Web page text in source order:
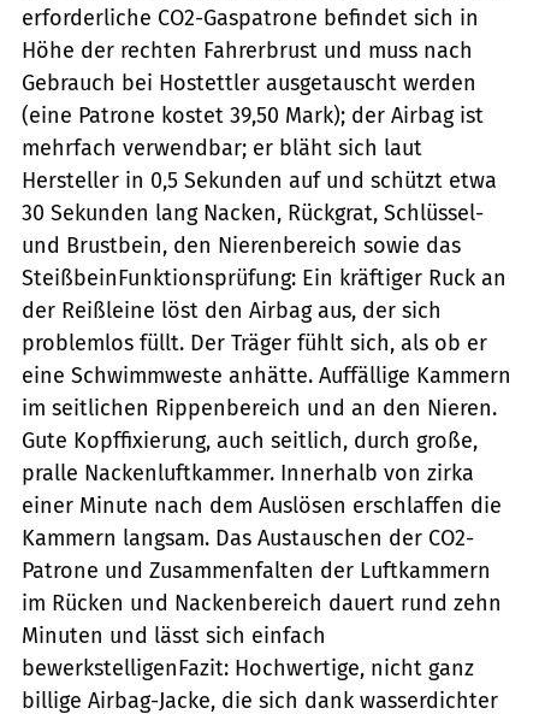
erforderliche CO2-Gaspatrone befindet sich in
Höhe der rechten Fahrerbrust und muss nach
Gebrauch bei Hostettler ausgetauscht werden
(eine Patrone kostet 39,50 Mark); der Airbag ist
mehrfach verwendbar; er bläht sich laut
Hersteller in 0,5 Sekunden auf und schützt etwa
30 Sekunden lang Nacken, Rückgrat, Schlüssel-
und Brustbein, den Nierenbereich sowie das
SteißbeinFunktionsprüfung: Ein kräftiger Ruck an
der Reißleine löst den Airbag aus, der sich
problemlos füllt. Der Träger fühlt sich, als ob er
eine Schwimmweste anhätte. Auffällige Kammern
im seitlichen Rippenbereich und an den Nieren.
Gute Kopffixierung, auch seitlich, durch große,
pralle Nackenluftkammer. Innerhalb von zirka
einer Minute nach dem Auslösen erschlaffen die
Kammern langsam. Das Austauschen der CO2-
Patrone und Zusammenfalten der Luftkammern
im Rücken und Nackenbereich dauert rund zehn
Minuten und lässt sich einfach
bewerkstelligenFazit: Hochwertige, nicht ganz
billige Airbag-Jacke, die sich dank wasserdichter